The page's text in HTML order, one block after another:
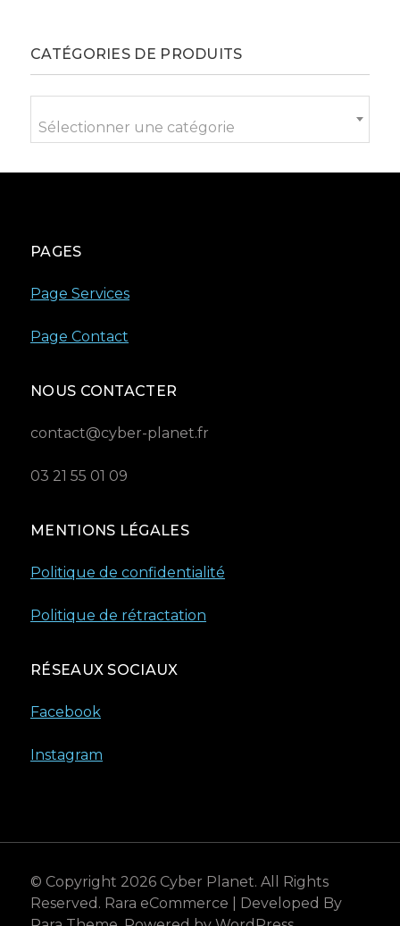
CATÉGORIES DE PRODUITS
Sélectionner une catégorie
PAGES
Page Services
Page Contact
NOUS CONTACTER
contact@cyber-planet.fr
03 21 55 01 09
MENTIONS LÉGALES
Politique de confidentialité
Politique de rétractation
RÉSEAUX SOCIAUX
Facebook
Instagram
© Copyright 2026 Cyber Planet. All Rights
Reserved. Rara eCommerce | Developed By